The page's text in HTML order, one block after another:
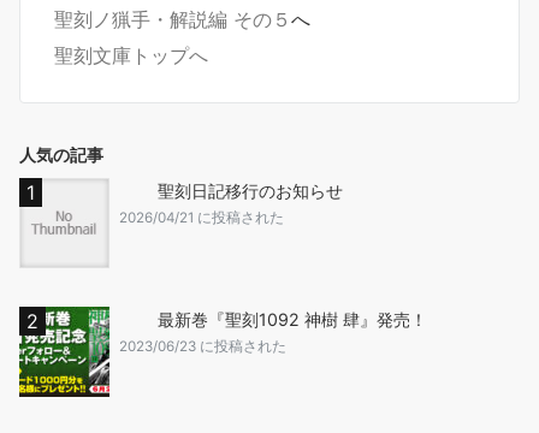
聖刻ノ猟手・解説編 その５ へ
聖刻文庫トップへ
人気の記事
聖刻日記移行のお知らせ
2026/04/21 に投稿された
最新巻『聖刻1092 神樹 肆』発売！
2023/06/23 に投稿された